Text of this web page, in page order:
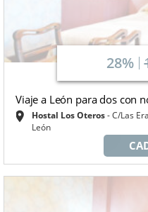
28%
Viaje a León para dos con
Hostal Los Oteros C/Las
León